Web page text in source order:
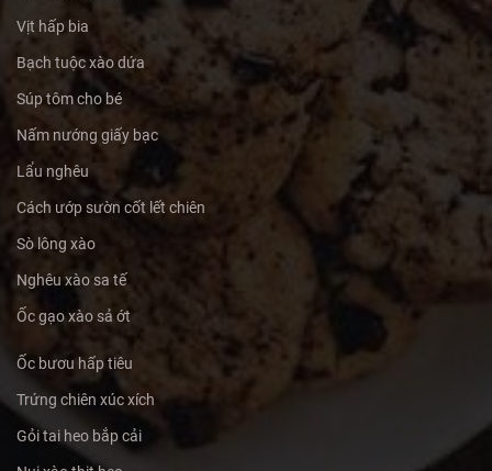
Vịt hấp bia
Bạch tuộc xào dứa
Súp tôm cho bé
Nấm nướng giấy bạc
Lẩu nghêu
Cách ướp sườn cốt lết chiên
Sò lông xào
Nghêu xào sa tế
Ốc gạo xào sả ớt
Ốc bươu hấp tiêu
Trứng chiên xúc xích
Gỏi tai heo bắp cải